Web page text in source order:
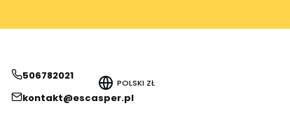
506782021
kontakt@escasper.pl
POLSKI ZŁ